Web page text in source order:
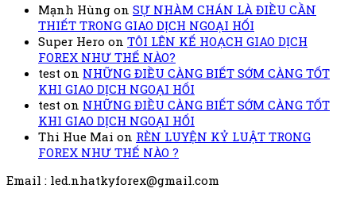
Mạnh Hùng on SỰ NHÀM CHÁN LÀ ĐIỀU CẦN
THIẾT TRONG GIAO DỊCH NGOẠI HỐI
Super Hero on TÔI LÊN KẾ HOẠCH GIAO DỊCH
FOREX NHƯ THẾ NÀO?
test on NHỮNG ĐIỀU CÀNG BIẾT SỚM CÀNG TỐT
KHI GIAO DỊCH NGOẠI HỐI
test on NHỮNG ĐIỀU CÀNG BIẾT SỚM CÀNG TỐT
KHI GIAO DỊCH NGOẠI HỐI
Thi Hue Mai on RÈN LUYỆN KỶ LUẬT TRONG
FOREX NHƯ THẾ NÀO ?
Email : led.nhatkyforex@gmail.com